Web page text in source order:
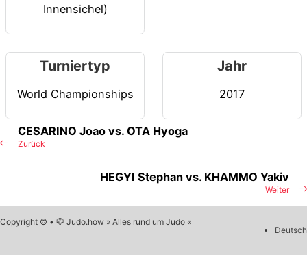
Innensichel)
Turniertyp
World Championships
Jahr
2017
Zurück
CESARINO Joao vs. OTA Hyoga
Weiter
HEGYI Stephan vs. KHAMMO Yakiv
Copyright © • 🥋 Judo.how » Alles rund um Judo «
Deutsch